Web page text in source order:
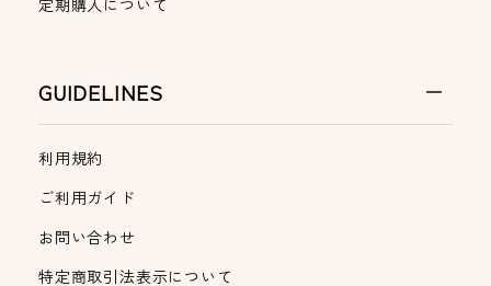
GUIDELINES
利用規約
ご利用ガイド
お問い合わせ
特定商取引法表示について